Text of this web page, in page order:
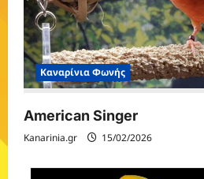
Καναρίνια Φωνής
American Singer
Kanarinia.gr 15/02/2026